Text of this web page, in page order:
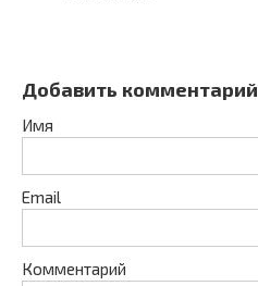
Добавить комментарий
Имя
Email
Комментарий